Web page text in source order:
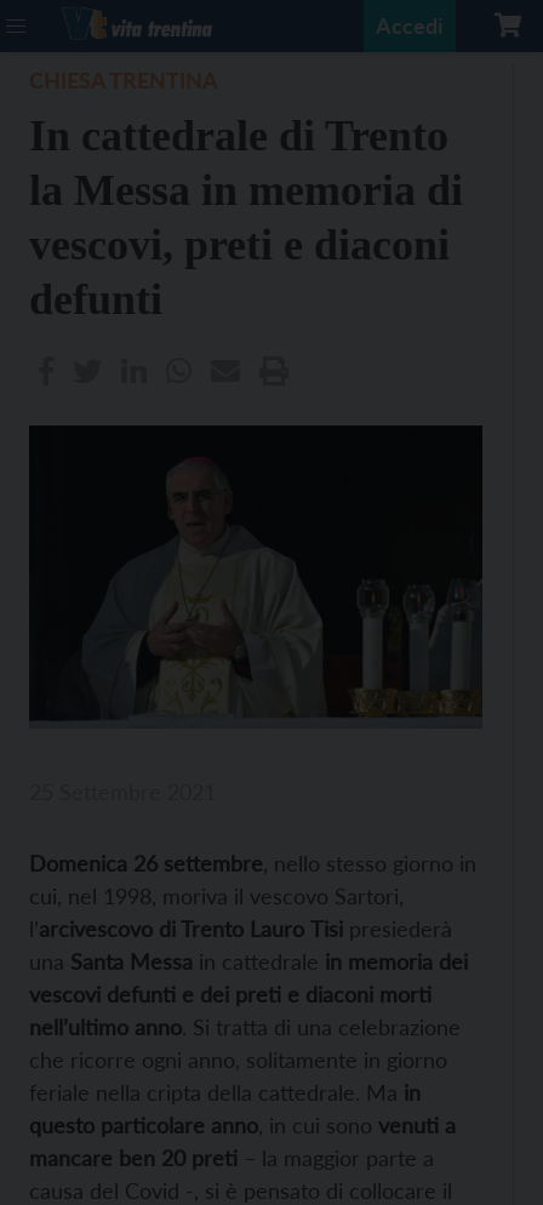
Accedi
In cattedrale di Trento
la Messa in memoria di
vescovi, preti e diaconi
defunti
Domenica 26 settembre , nello stesso giorno in
cui, nel 1998, moriva il vescovo Sartori,
l’arcivescovo di Trento Lauro Tisi presiederà
una Santa Messa in cattedrale in memoria dei
vescovi defunti e dei preti e diaconi morti
nell’ultimo anno. Si tratta di una celebrazione
che ricorre ogni anno, solitamente in giorno
feriale nella cripta della cattedrale. Ma in
questo particolare anno , in cui sono venuti a
mancare ben 20 preti – la maggior parte a
causa del Covid -, si è pensato di collocare il